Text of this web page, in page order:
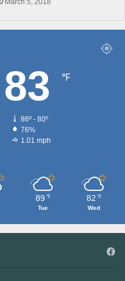
March 5, 2018
83 ℉
86º - 80º
76%
1.01 mph
89 ℉
Tue
82 ℉
Wed